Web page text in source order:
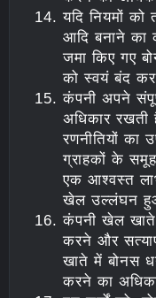
यदि नियमों
आदि बनाने का
जमा किए गए
को स्वयं बंद
कंपनी अपने
अधिकार रखती
रणनीतियों का
ग्राहकों के
एक आश्वस्त
खेल उल्लंघन
कंपनी खेल खाते
करने और
खाते में बोनस
करने का